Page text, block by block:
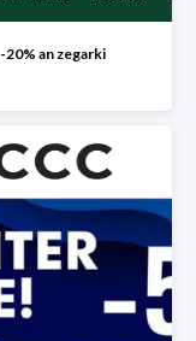
-20% an zegarki